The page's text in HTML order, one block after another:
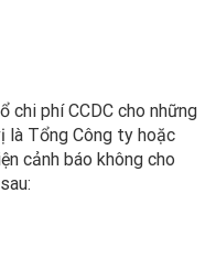
chi phí CCDC cho những
là Tổng Công ty hoặc
cảnh báo không cho